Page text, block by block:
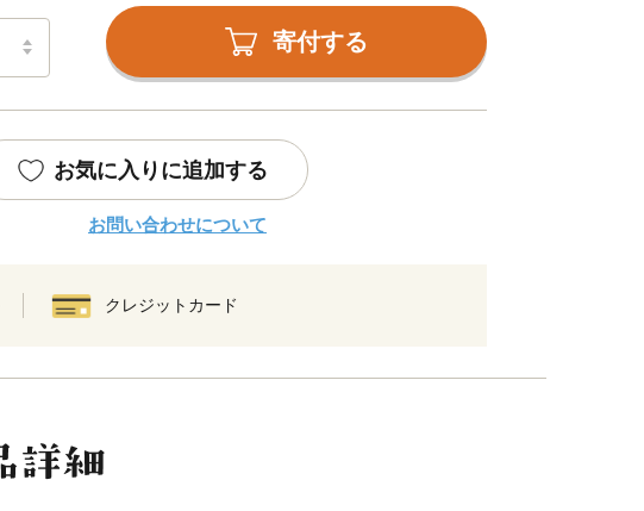
寄付する
お気に入りに追加する
お問い合わせについて
クレジットカード